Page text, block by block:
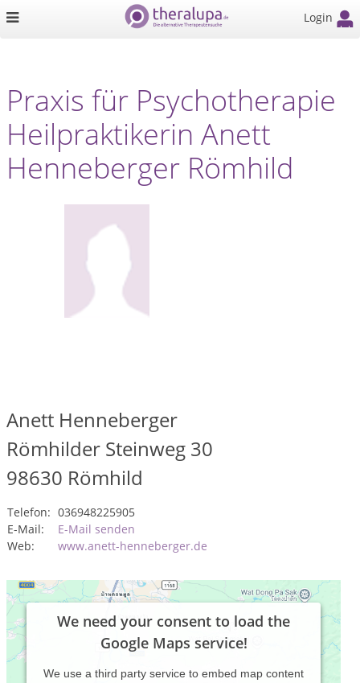
Login
Praxis für Psychotherapie
Heilpraktikerin Anett
Henneberger Römhild
Anett Henneberger
Römhilder Steinweg 30
98630 Römhild
Telefon: 036948225905
E-Mail:
E-Mail senden
Web:
www.anett-henneberger.de
We need your consent to load the
Google Maps service!
We use a third party service to embed map content